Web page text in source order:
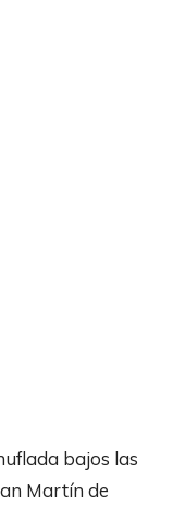
bajos las
Martín de